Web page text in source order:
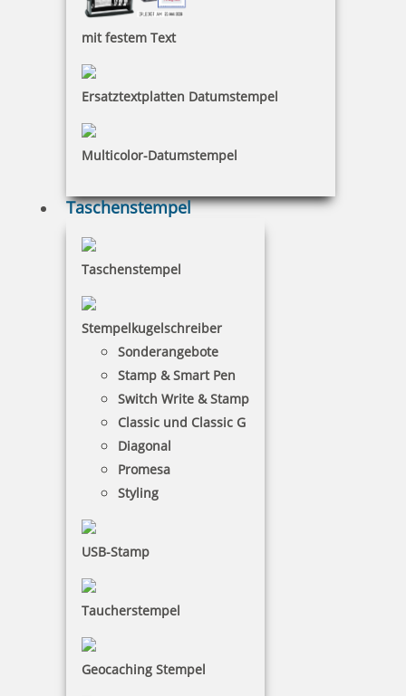
mit festem Text
Ersatztextplatten Datumstempel
Multicolor-Datumstempel
Taschenstempel
Taschenstempel
Stempelkugelschreiber
Sonderangebote
Stamp & Smart Pen
Switch Write & Stamp
Classic und Classic G
Diagonal
Promesa
Styling
USB-Stamp
Taucherstempel
Geocaching Stempel
Braille Orientierungsschild 203 Einkauf
48,91 €
Braille Orientierungsschild 303 Geschäftsleitung
48,91 €